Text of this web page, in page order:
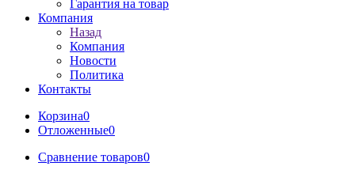
Гарантия на товар
Компания
Назад
Компания
Новости
Политика
Контакты
Корзина0
Отложенные0
Сравнение товаров0